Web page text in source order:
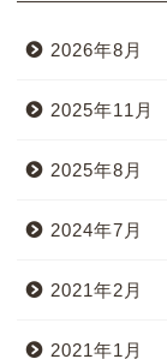
2026年8月
2025年11月
2025年8月
2024年7月
2021年2月
2021年1月